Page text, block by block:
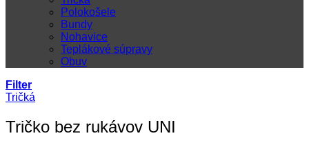
Polokošele
Bundy
Nohavice
Teplákové súpravy
Obuv
Filter
Tričká
Tričko bez rukávov UNI